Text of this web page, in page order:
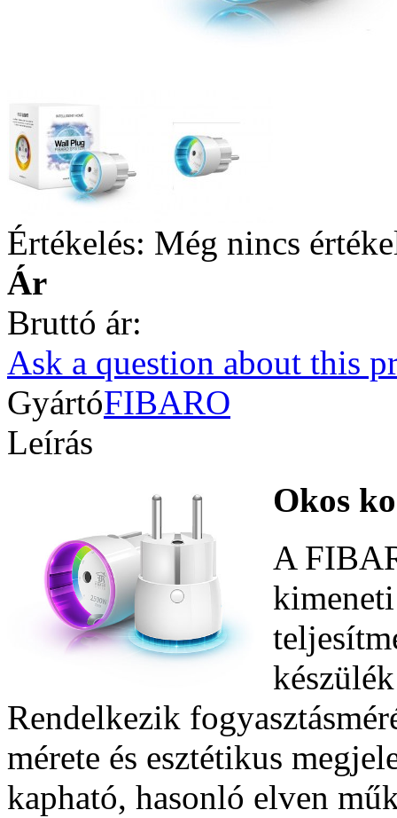
Értékelés: Még nincs
Ár
Bruttó ár:
Ask a question about this
GyártóFIBARO
Leírás
Okos
A
Rendelkezik
mérete és esztétikus
kapható, hasonló elven